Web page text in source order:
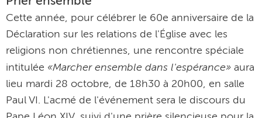
Cette année, pour célébrer le 60e anniversaire de la
Déclaration sur les relations de l'Église avec les
religions non chrétiennes, une rencontre spéciale
intitulée «Marcher ensemble dans l'espérance» aura
lieu mardi 28 octobre, de 18h30 à 20h00, en salle
Paul VI. L'acmé de l'événement sera le discours du